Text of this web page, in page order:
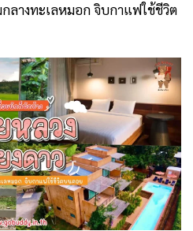
ลางทะเลหมอก จิบกาแฟใช้ชีวิต